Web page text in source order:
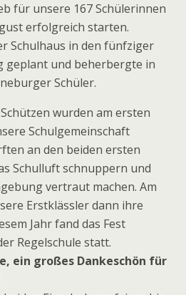
für unsere 167 Schülerinnen
erfolgreich starten.
Schulhaus in den fünfziger
geplant und beherbergte in
Schüler.
wurden am ersten
Schulgemeinschaft
an den beiden ersten
Schulluft schnuppern und
vertraut machen. Am
Erstklässler dann ihre
Jahr fand das Fest
Regelschule statt.
ein großes Dankeschön für